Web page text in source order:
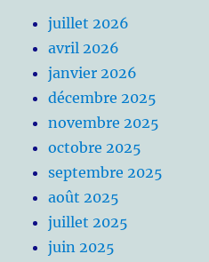
juillet 2026
avril 2026
janvier 2026
décembre 2025
novembre 2025
octobre 2025
septembre 2025
août 2025
juillet 2025
juin 2025